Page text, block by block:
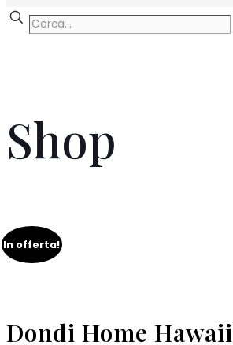
Shop
In offerta!
Dondi Home